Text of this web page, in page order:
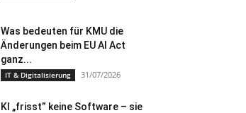
Was bedeuten für KMU die
Änderungen beim EU AI Act
ganz...
IT & Digitalisierung 31/07/2026
KI „frisst” keine Software – sie